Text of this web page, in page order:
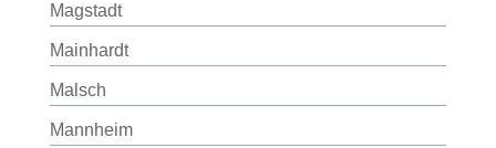
Magstadt
Mainhardt
Malsch
Mannheim